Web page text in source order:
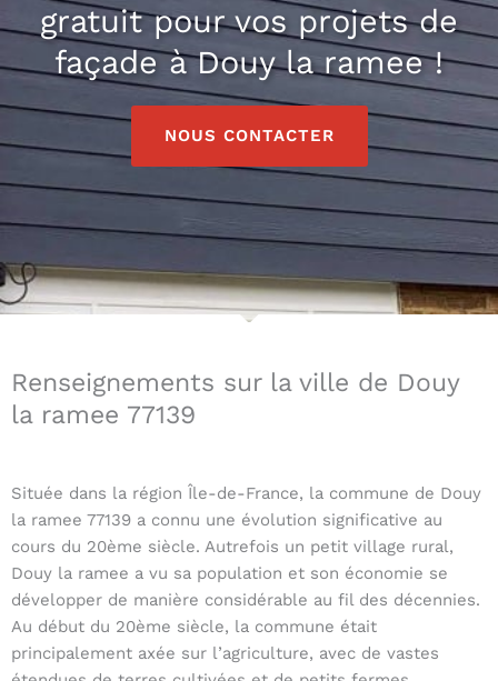
gratuit pour vos projets de
façade à Douy la ramee !
NOUS CONTACTER
Renseignements sur la ville de Douy
la ramee 77139
Située dans la région Île-de-France, la commune de Douy
la ramee 77139 a connu une évolution significative au
cours du 20ème siècle. Autrefois un petit village rural,
Douy la ramee a vu sa population et son économie se
développer de manière considérable au fil des décennies.
Au début du 20ème siècle, la commune était
principalement axée sur l’agriculture, avec de vastes